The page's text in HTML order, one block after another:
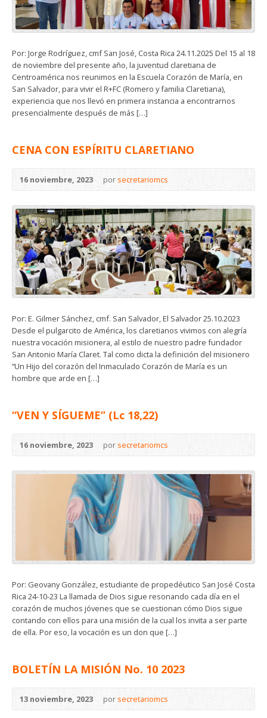
Por: Jorge Rodríguez, cmf San José, Costa Rica 24.11.2025 Del 15 al 18
de noviembre del presente año, la juventud claretiana de
Centroamérica nos reunimos en la Escuela Corazón de María, en
San Salvador, para vivir el R+FC (Romero y familia Claretiana),
experiencia que nos llevó en primera instancia a encontrarnos
presencialmente después de más […]
CENA CON ESPÍRITU CLARETIANO
16 noviembre, 2023 porsecretariomcs
Por: E. Gilmer Sánchez, cmf. San Salvador, El Salvador 25.10.2023
Desde el pulgarcito de América, los claretianos vivimos con alegría
nuestra vocación misionera, al estilo de nuestro padre fundador
San Antonio María Claret. Tal como dicta la definición del misionero
“Un Hijo del corazón del Inmaculado Corazón de María es un
hombre que arde en […]
“VEN Y SÍGUEME” (Lc 18,22)
16 noviembre, 2023 porsecretariomcs
Por: Geovany González, estudiante de propedéutico San José Costa
Rica 24-10-23 La llamada de Dios sigue resonando cada día en el
corazón de muchos jóvenes que se cuestionan cómo Dios sigue
contando con ellos para una misión de la cual los invita a ser parte
de ella. Por eso, la vocación es un don que […]
BOLETÍN LA MISIÓN No. 10 2023
13 noviembre, 2023 porsecretariomcs